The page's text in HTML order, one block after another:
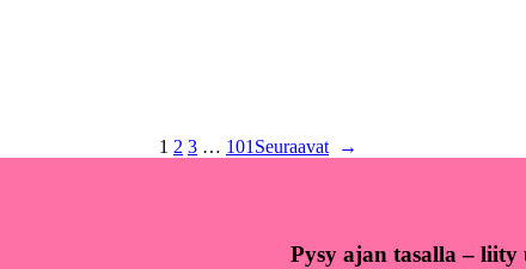
1 2 3 … 101 Seuraavat →
Pysy ajan tasalla – liity